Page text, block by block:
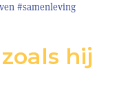
#samenleving
hij